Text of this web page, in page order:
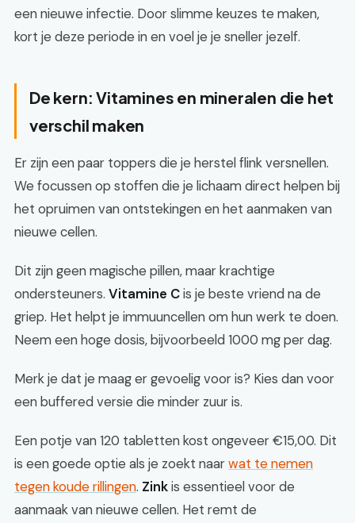
een nieuwe infectie. Door slimme keuzes te maken,
kort je deze periode in en voel je je sneller jezelf.
De kern: Vitamines en mineralen die het
verschil maken
Er zijn een paar toppers die je herstel flink versnellen.
We focussen op stoffen die je lichaam direct helpen bij
het opruimen van ontstekingen en het aanmaken van
nieuwe cellen.
Dit zijn geen magische pillen, maar krachtige
ondersteuners. Vitamine Cis je beste vriend na de
griep. Het helpt je immuuncellen om hun werk te doen.
Neem een hoge dosis, bijvoorbeeld 1000 mg per dag.
Merk je dat je maag er gevoelig voor is? Kies dan voor
een buffered versie die minder zuur is.
Een potje van 120 tabletten kost ongeveer €15,00. Dit
is een goede optie als je zoekt naarwat te nemen
tegen koude rillingen. Zinkis essentieel voor de
aanmaak van nieuwe cellen. Het remt de